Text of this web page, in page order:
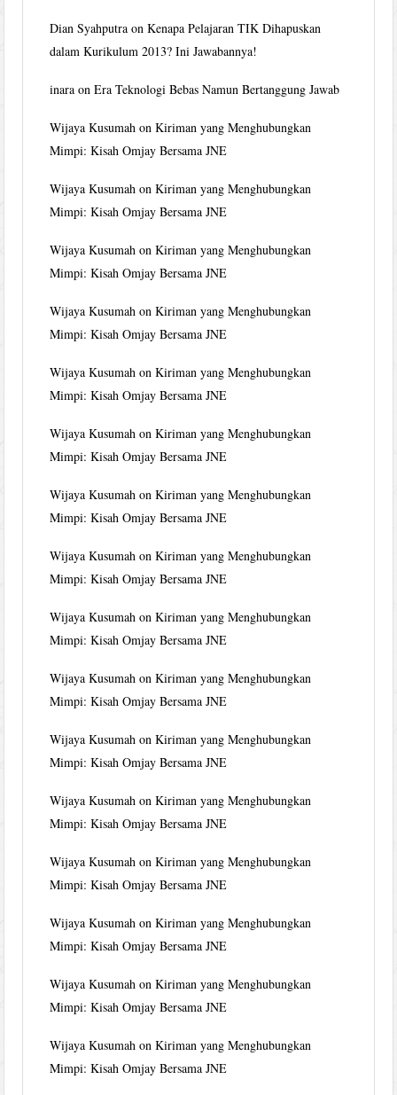
Dian Syahputra onKenapa Pelajaran TIK Dihapuskan
dalam Kurikulum 2013? Ini Jawabannya!
inara onEra Teknologi Bebas Namun Bertanggung Jawab
Wijaya Kusumah onKiriman yang Menghubungkan
Mimpi: Kisah Omjay Bersama JNE
Wijaya Kusumah onKiriman yang Menghubungkan
Mimpi: Kisah Omjay Bersama JNE
Wijaya Kusumah onKiriman yang Menghubungkan
Mimpi: Kisah Omjay Bersama JNE
Wijaya Kusumah onKiriman yang Menghubungkan
Mimpi: Kisah Omjay Bersama JNE
Wijaya Kusumah onKiriman yang Menghubungkan
Mimpi: Kisah Omjay Bersama JNE
Wijaya Kusumah onKiriman yang Menghubungkan
Mimpi: Kisah Omjay Bersama JNE
Wijaya Kusumah onKiriman yang Menghubungkan
Mimpi: Kisah Omjay Bersama JNE
Wijaya Kusumah onKiriman yang Menghubungkan
Mimpi: Kisah Omjay Bersama JNE
Wijaya Kusumah onKiriman yang Menghubungkan
Mimpi: Kisah Omjay Bersama JNE
Wijaya Kusumah onKiriman yang Menghubungkan
Mimpi: Kisah Omjay Bersama JNE
Wijaya Kusumah onKiriman yang Menghubungkan
Mimpi: Kisah Omjay Bersama JNE
Wijaya Kusumah onKiriman yang Menghubungkan
Mimpi: Kisah Omjay Bersama JNE
Wijaya Kusumah onKiriman yang Menghubungkan
Mimpi: Kisah Omjay Bersama JNE
Wijaya Kusumah onKiriman yang Menghubungkan
Mimpi: Kisah Omjay Bersama JNE
Wijaya Kusumah onKiriman yang Menghubungkan
Mimpi: Kisah Omjay Bersama JNE
Wijaya Kusumah onKiriman yang Menghubungkan
Mimpi: Kisah Omjay Bersama JNE